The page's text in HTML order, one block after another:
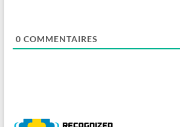
0 COMMENTAIRES